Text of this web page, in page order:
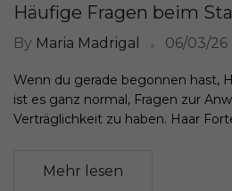
Häufige Fragen beim
By Maria Madrigal 06/03/26
Wenn du gerade begonnen hast,
ist es ganz normal, Fragen zur
Verträglichkeit zu haben. Haar
Mehr lesen